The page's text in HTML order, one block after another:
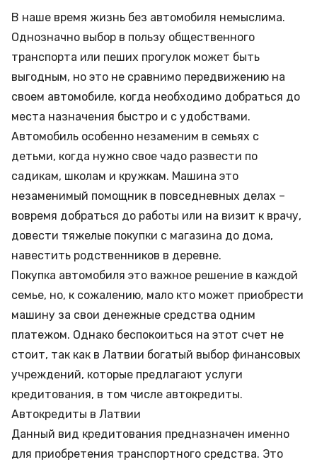
В наше время жизнь без автомобиля немыслима.
Однозначно выбор в пользу общественного
транспорта или пеших прогулок может быть
выгодным, но это не сравнимо передвижению на
своем автомобиле, когда необходимо добраться до
места назначения быстро и с удобствами.
Автомобиль особенно незаменим в семьях с
детьми, когда нужно свое чадо развести по
садикам, школам и кружкам. Машина это
незаменимый помощник в повседневных делах –
вовремя добраться до работы или на визит к врачу,
довести тяжелые покупки с магазина до дома,
навестить родственников в деревне.
Покупка автомобиля это важное решение в каждой
семье, но, к сожалению, мало кто может приобрести
машину за свои денежные средства одним
платежом. Однако беспокоиться на этот счет не
стоит, так как в Латвии богатый выбор финансовых
учреждений, которые предлагают услуги
кредитования, в том числе автокредиты.
Автокредиты в Латвии
Данный вид кредитования предназначен именно
для приобретения транспортного средства. Это